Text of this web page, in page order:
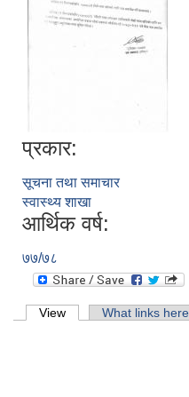
प्रकार:
सूचना तथा समाचार
स्वास्थ्य शाखा
आर्थिक वर्ष:
७७/७८
Primary tabs
View (active tab)What links here